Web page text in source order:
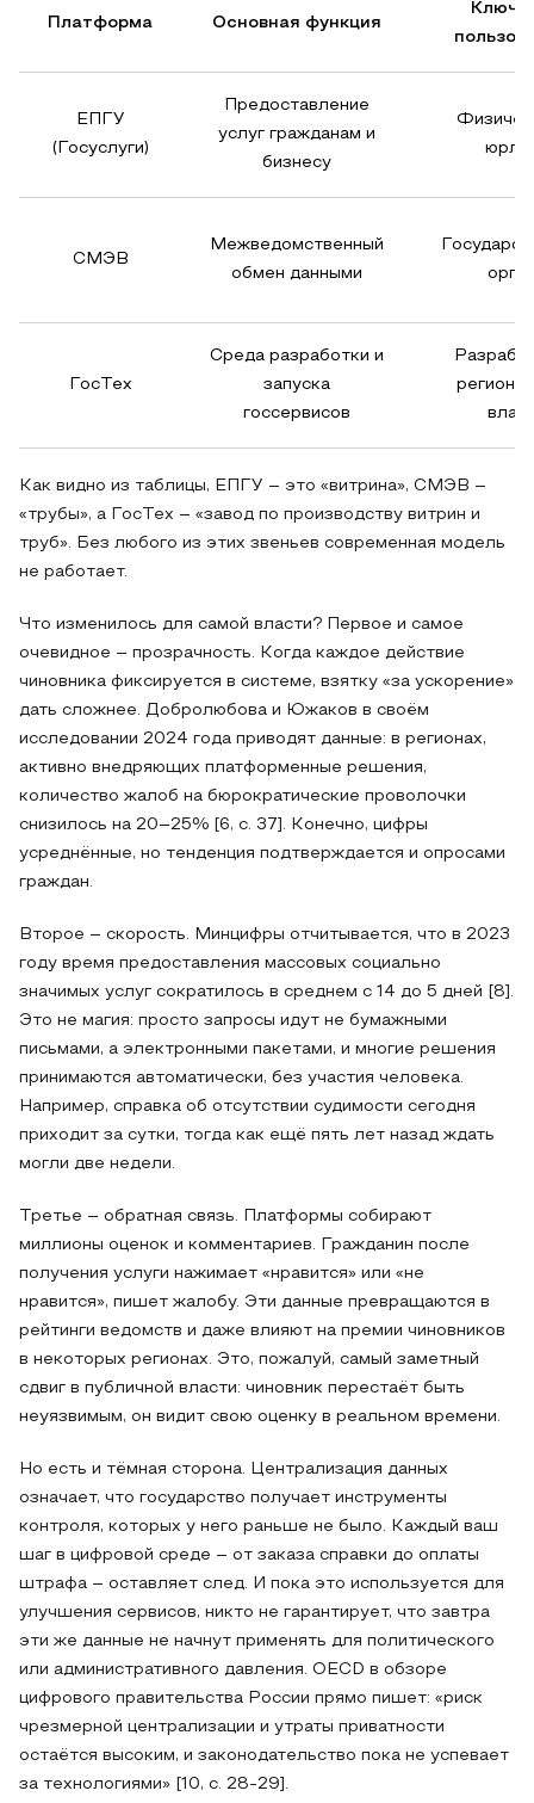
Платформа Основная функция
ЕПГУ
(Госуслуги)
Предоставление
услуг гражданам и
бизнесу
СМЭВ
Межведомственный
обмен данными
ГосТех
Среда разработки и
запуска
госсервисов
Как видно из таблицы, ЕПГУ – это «витрина», СМЭВ –
«трубы», а ГосТех – «завод по производству витрин и
труб». Без любого из этих звеньев современная модель
не работает.
Что изменилось для самой власти? Первое и самое
очевидное – прозрачность. Когда каждое действие
чиновника фиксируется в системе, взятку «за ускорение»
дать сложнее. Добролюбова и Южаков в своём
исследовании 2024 года приводят данные: в регионах,
активно внедряющих платформенные решения,
количество жалоб на бюрократические проволочки
снизилось на 20–25% [6, с. 37]. Конечно, цифры
усреднённые, но тенденция подтверждается и опросами
граждан.
Второе – скорость. Минцифры отчитывается, что в 2023
году время предоставления массовых социально
значимых услуг сократилось в среднем с 14 до 5 дней [8].
Это не магия: просто запросы идут не бумажными
письмами, а электронными пакетами, и многие решения
принимаются автоматически, без участия человека.
Например, справка об отсутствии судимости сегодня
приходит за сутки, тогда как ещё пять лет назад ждать
могли две недели.
Третье – обратная связь. Платформы собирают
миллионы оценок и комментариев. Гражданин после
получения услуги нажимает «нравится» или «не
нравится», пишет жалобу. Эти данные превращаются в
рейтинги ведомств и даже влияют на премии чиновников
в некоторых регионах. Это, пожалуй, самый заметный
сдвиг в публичной власти: чиновник перестаёт быть
неуязвимым, он видит свою оценку в реальном времени.
Но есть и тёмная сторона. Централизация данных
означает, что государство получает инструменты
контроля, которых у него раньше не было. Каждый ваш
шаг в цифровой среде – от заказа справки до оплаты
штрафа – оставляет след. И пока это используется для
улучшения сервисов, никто не гарантирует, что завтра
эти же данные не начнут применять для политического
или административного давления. OECD в обзоре
цифрового правительства России прямо пишет: «риск
чрезмерной централизации и утраты приватности
остаётся высоким, и законодательство пока не успевает
за технологиями» [10, с. 28-29].